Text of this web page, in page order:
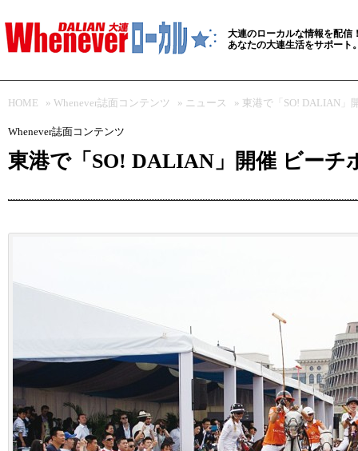
大連のローカルな情報を配信
あなたの大連生活をサポート
HOME » Whenever誌面コンテンツ » ニュース » 東港で「SO! DALIAN」
Whenever誌面コンテンツ
東港で「SO! DALIAN」開催 ビーチ